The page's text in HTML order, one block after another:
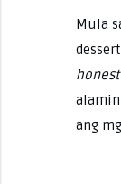
Mula
ang